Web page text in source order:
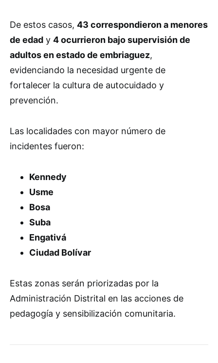
De estos casos, 43 correspondieron a menores
de edad y 4 ocurrieron bajo supervisión de
adultos en estado de embriaguez,
evidenciando la necesidad urgente de
fortalecer la cultura de autocuidado y
prevención.
Las localidades con mayor número de
incidentes fueron:
Kennedy
Usme
Bosa
Suba
Engativá
Ciudad Bolívar
Estas zonas serán priorizadas por la
Administración Distrital en las acciones de
pedagogía y sensibilización comunitaria.